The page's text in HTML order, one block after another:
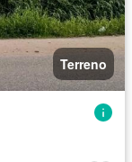
Terreno